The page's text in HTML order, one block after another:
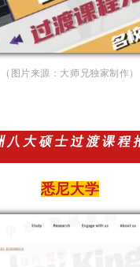
（图片来源：大师兄独家制作 ）
八大硕士过渡课程
悉尼大学